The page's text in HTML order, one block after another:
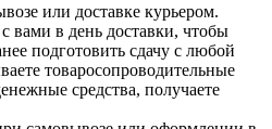
или доставке курьером.
вами в день доставки, чтобы
подготовить сдачу с любой
товаросопроводительные
средства, получаете